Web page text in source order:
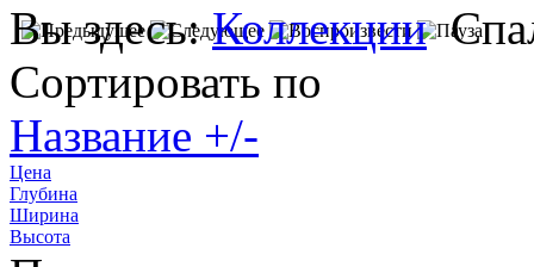
Вы здесь:Коллекции
Сортировать по
Название +/-
Цена
Глубина
Ширина
Высота